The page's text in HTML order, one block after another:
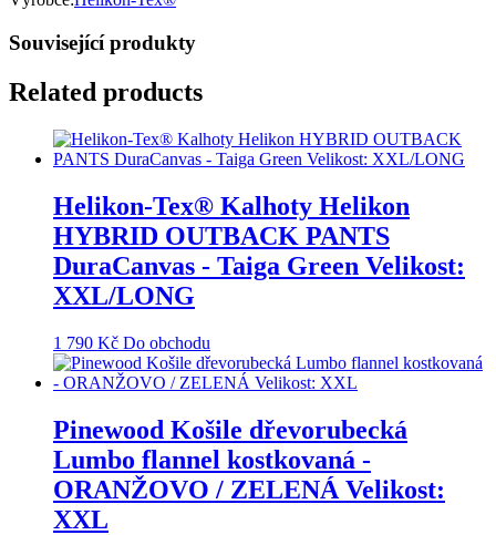
Související produkty
Related products
Helikon-Tex® Kalhoty Helikon
HYBRID OUTBACK PANTS
DuraCanvas - Taiga Green Velikost:
XXL/LONG
1 790 Kč Do obchodu
Pinewood Košile dřevorubecká
Lumbo flannel kostkovaná -
ORANŽOVO / ZELENÁ Velikost:
XXL